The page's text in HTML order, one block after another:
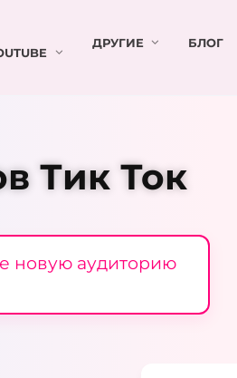
ДРУГИЕ БЛОГ
Тик Ток
новую аудиторию